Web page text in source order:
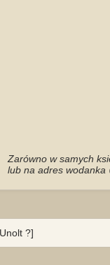
Zarówno w samych
lub na adres wodanka
?]